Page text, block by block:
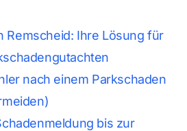
Remscheid: Ihre Lösung für
nach einem Parkschaden
bis zur